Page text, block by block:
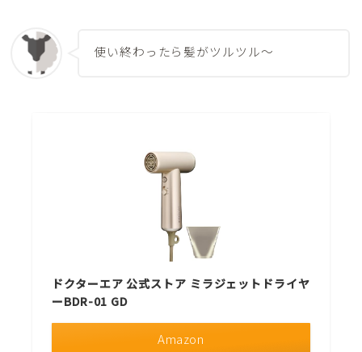
Follow Me
使い終わったら髪がツルツル〜
ドクターエア 公式ストア ミラジェットドライヤ
ーBDR-01 GD
Amazon